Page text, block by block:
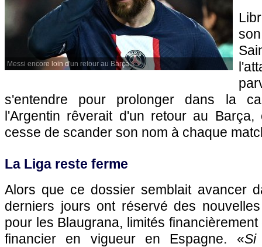
Messi encore loin d'un retour au Barça...
s'entendre pour prolonger dans la
l'Argentin rêverait d'un retour au
cesse de scander son nom à chaque
La Liga reste ferme
Alors que ce dossier semblait avancer
derniers jours ont réservé des
pour les Blaugrana, limités
financier en vigueur en Espagne. «Si